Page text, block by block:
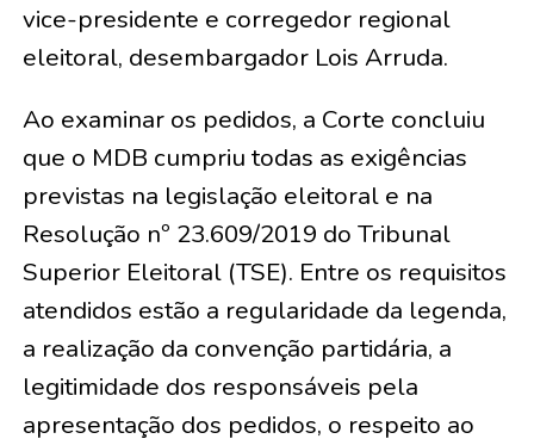
vice-presidente e corregedor regional
eleitoral, desembargador Lois Arruda.
Ao examinar os pedidos, a Corte concluiu
que o MDB cumpriu todas as exigências
previstas na legislação eleitoral e na
Resolução nº 23.609/2019 do Tribunal
Superior Eleitoral (TSE). Entre os requisitos
atendidos estão a regularidade da legenda,
a realização da convenção partidária, a
legitimidade dos responsáveis pela
apresentação dos pedidos, o respeito ao